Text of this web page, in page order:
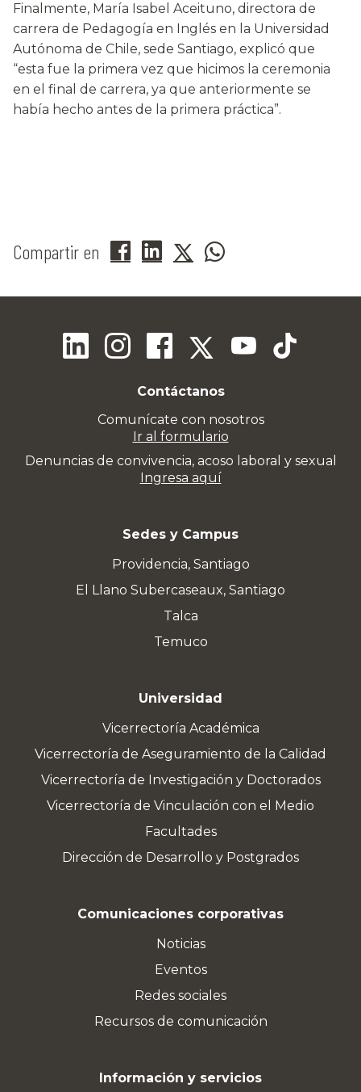
Finalmente, María Isabel Aceituno, directora de
carrera de Pedagogía en Inglés en la Universidad
Autónoma de Chile, sede Santiago, explicó que
“esta fue la primera vez que hicimos la ceremonia
en el final de carrera, ya que anteriormente se
había hecho antes de la primera práctica”.
Compartir en
Contáctanos
Comunícate con nosotros
Ir al formulario
Denuncias de convivencia, acoso laboral y sexual
Ingresa aquí
Sedes y Campus
Providencia, Santiago
El Llano Subercaseaux, Santiago
Talca
Temuco
Universidad
Vicerrectoría Académica
Vicerrectoría de Aseguramiento de la Calidad
Vicerrectoría de Investigación y Doctorados
Vicerrectoría de Vinculación con el Medio
Facultades
Dirección de Desarrollo y Postgrados
Comunicaciones corporativas
Noticias
Eventos
Redes sociales
Recursos de comunicación
Información y servicios